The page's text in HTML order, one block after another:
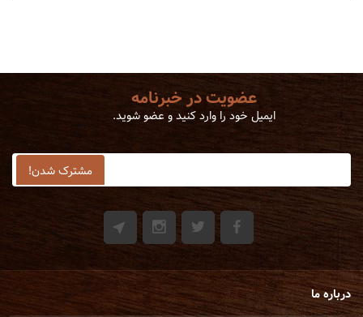
عضویت در خبرنامه
ایمیل خود را وارد کنید و عضو شوید.
درباره ما